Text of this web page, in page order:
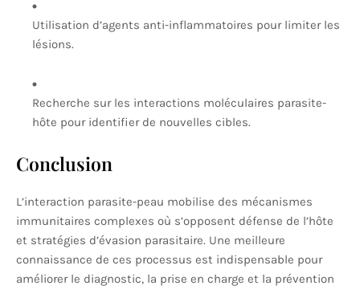
Utilisation d’agents anti-inflammatoires pour limiter les
lésions.
Recherche sur les interactions moléculaires parasite-
hôte pour identifier de nouvelles cibles.
Conclusion
L’interaction parasite-peau mobilise des mécanismes
immunitaires complexes où s’opposent défense de l’hôte
et stratégies d’évasion parasitaire. Une meilleure
connaissance de ces processus est indispensable pour
améliorer le diagnostic, la prise en charge et la prévention